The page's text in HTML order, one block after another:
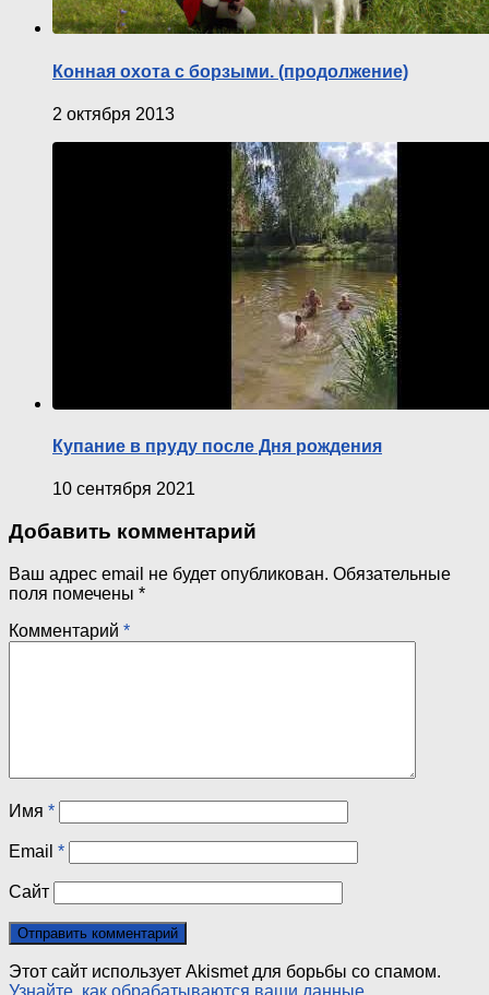
Конная охота с борзыми. (продолжение)
2 октября 2013
Купание в пруду после Дня рождения
10 сентября 2021
Добавить комментарий
Ваш адрес email не будет опубликован. Обязательные
поля помечены *
Комментарий *
Имя *
Email *
Сайт
Этот сайт использует Akismet для борьбы со спамом.
Узнайте, как обрабатываются ваши данные